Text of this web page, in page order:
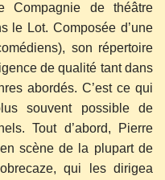
Compagnie de théâtre
le Lot. Composée d’une
son répertoire
de qualité tant dans
abordés. C’est ce qui
souvent possible de
Tout d’abord, Pierre
scène de la plupart de
qui les dirigea